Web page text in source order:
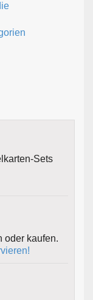
Sets
oder kaufen.